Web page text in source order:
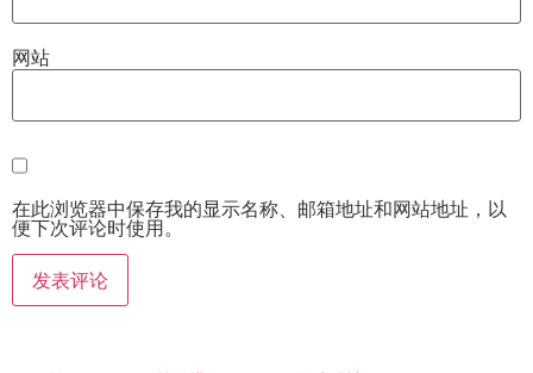
网站
在此浏览器中保存我的显示名称、邮箱地址和网站地址，以
便下次评论时使用。